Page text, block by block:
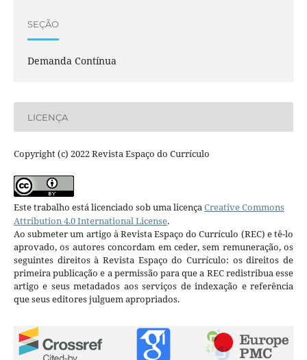
SEÇÃO
Demanda Contínua
LICENÇA
Copyright (c) 2022 Revista Espaço do Currículo
Este trabalho está licenciado sob uma licençaCreative Commons
Attribution 4.0 International License.
Ao submeter um artigo à Revista Espaço do Currículo (REC) e tê-lo
aprovado, os autores concordam em ceder, sem remuneração, os
seguintes direitos à Revista Espaço do Currículo: os direitos de
primeira publicação e a permissão para que a REC redistribua esse
artigo e seus metadados aos serviços de indexação e referência
que seus editores julguem apropriados.